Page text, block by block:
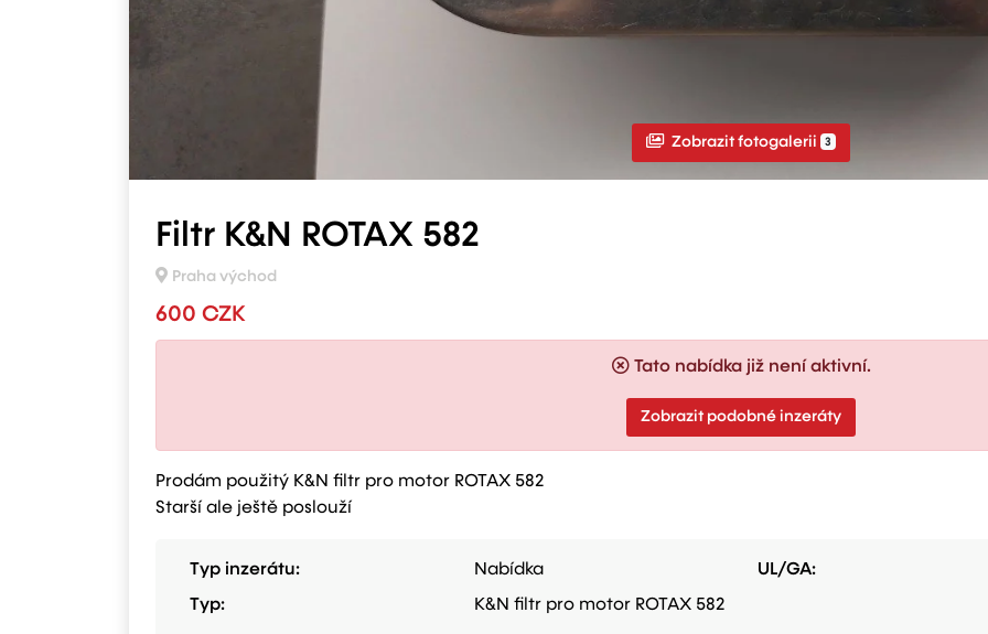
Zobrazit fotogalerii 3
Filtr K&N ROTAX 582
Praha východ
600 CZK
Tato nabídka již není aktivní.
Zobrazit podobné inzeráty
Prodám použitý K&N filtr pro motor ROTAX 582
Starší ale ještě poslouží
Typ inzerátu: Nabídka
UL/GA:
Typ:
K&N filtr pro motor ROTAX 582